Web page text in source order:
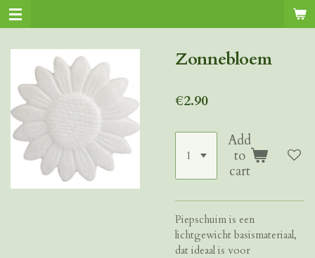
Skip
to
Zonnebloem
€2.90
Add
to
cart
Piepschuim is een
lichtgewicht basismateriaal,
dat ideaal is voor